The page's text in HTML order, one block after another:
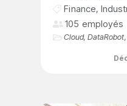
Finance,
105 employés
Cloud,DataRobot,